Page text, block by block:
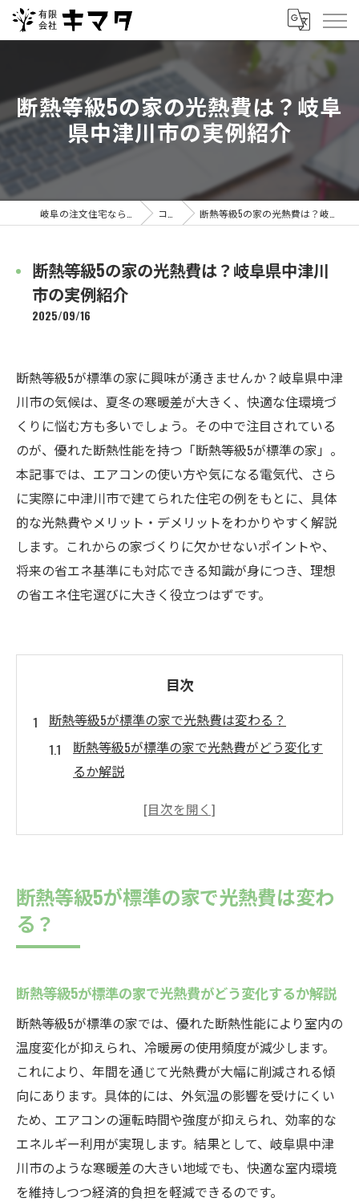
断熱等級5の家の光熱費は？岐阜
県中津川市の実例紹介
コラム 断熱等級5の家の光熱費は？岐阜県中津川市の実例紹介
断熱等級5の家の光熱費は？岐阜県中津川
市の実例紹介
2025/09/16
断熱等級5が標準の家に興味が湧きませんか？岐阜県中津
川市の気候は、夏冬の寒暖差が大きく、快適な住環境づ
くりに悩む方も多いでしょう。その中で注目されている
のが、優れた断熱性能を持つ「断熱等級5が標準の家」。
本記事では、エアコンの使い方や気になる電気代、さら
に実際に中津川市で建てられた住宅の例をもとに、具体
的な光熱費やメリット・デメリットをわかりやすく解説
します。これからの家づくりに欠かせないポイントや、
将来の省エネ基準にも対応できる知識が身につき、理想
の省エネ住宅選びに大きく役立つはずです。
目次
断熱等級5が標準の家で光熱費は変わる？
断熱等級5が標準の家で光熱費がどう変化す
るか解説
断熱等級5が標準の家と従来住宅のコスト差
光熱費削減に断熱等級5が標準の家が有効な
断熱等級5が標準の家でエアコン代も節約で
断熱等級5が標準の家でのリアルな光熱費例
を紹介
エアコン効率を高める断熱等級5の住まい
断熱等級5が標準の家でエアコン効率はどう
変わるか
断熱等級5が標準の家で冷暖房負担が軽減さ
れる理由
エアコンの効率UPには断熱等級5が標準の家
断熱等級5が標準の家で光熱費は変わ
る？
断熱等級5が標準の家で光熱費がどう変化するか解説
断熱等級5が標準の家では、優れた断熱性能により室内の
温度変化が抑えられ、冷暖房の使用頻度が減少します。
これにより、年間を通じて光熱費が大幅に削減される傾
向にあります。具体的には、外気温の影響を受けにくい
ため、エアコンの運転時間や強度が抑えられ、効率的な
エネルギー利用が実現します。結果として、岐阜県中津
川市のような寒暖差の大きい地域でも、快適な室内環境
を維持しつつ経済的負担を軽減できるのです。